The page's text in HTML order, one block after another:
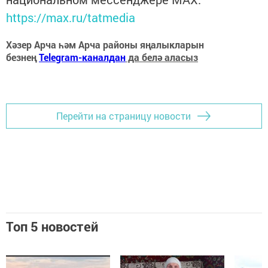
https://max.ru/tatmedia
Хәзер Арча һәм Арча районы яңалыкларын
безнеңTelegram-каналданда белә аласыз
Перейти на страницу новости
Топ 5 новостей